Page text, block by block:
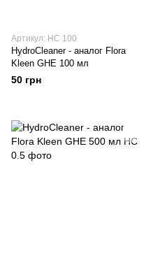
Артикул: HC 100
HydroCleaner - аналог Flora
Kleen GHE 100 мл
50 грн